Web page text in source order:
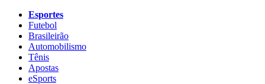
Esportes
Futebol
Brasileirão
Automobilismo
Tênis
Apostas
eSports